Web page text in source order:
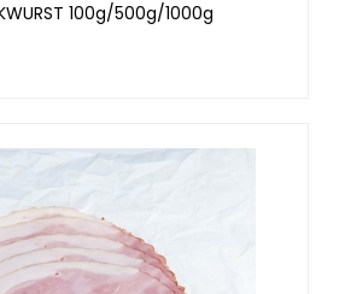
100g/500g/1000g